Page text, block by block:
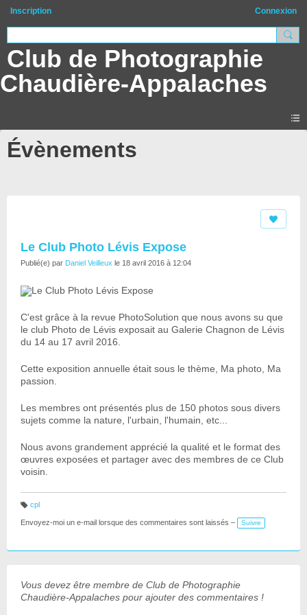
Inscription Connexion
Club de Photographie
Chaudière-Appalaches
Évènements
Le Club Photo Lévis Expose
Publié(e) par Daniel Veilleux le 18 avril 2016 à 12:04
C'est grâce à la revue PhotoSolution que nous avons su que
le club Photo de Lévis exposait au Galerie Chagnon de Lévis
du 14 au 17 avril 2016.
Cette exposition annuelle était sous le thème, Ma photo, Ma
passion.
Les membres ont présentés plus de 150 photos sous divers
sujets comme la nature, l'urbain, l'humain, etc...
Nous avons grandement apprécié la qualité et le format des
œuvres exposées et partager avec des membres de ce Club
voisin.
ali
s
cpl
Envoyez-moi un e-mail lorsque des commentaires sont laissés – Suivre
Vous devez être membre de Club de Photographie
Chaudière-Appalaches pour ajouter des commentaires !